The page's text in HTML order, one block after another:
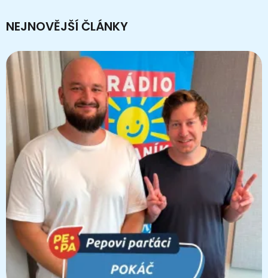
NEJNOVĚJŠÍ ČLÁNKY